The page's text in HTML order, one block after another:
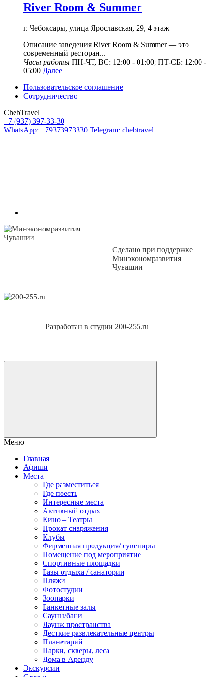
River Room & Summer
г. Чебоксары, улица Ярославская, 29, 4 этаж
Описание заведения River Room & Summer — это
современный ресторан...
Часы работы ПН-ЧТ, ВС: 12:00 - 01:00; ПТ-СБ: 12:00 -
05:00 Далее
Пользовательское соглашение
Сотрудничество
ChebTravel
+7 (937) 397-33-30
WhatsApp: +79373973330 Telegram: chebtravel
Сделано при поддержке
Минэкономразвития
Чувашии
Разработан в студии 200-255.ru
Меню
Главная
Афиши
Места
Где разместиться
Где поесть
Интересные места
Активный отдых
Кино – Театры
Прокат снаряжения
Клубы
Фирменная продукция/ сувениры
Помещение под мероприятие
Спортивные площадки
Базы отдыха / санатории
Пляжи
Фотостудии
Зоопарки
Банкетные залы
Сауны/бани
Лаунж пространства
Десткие развлекательные центры
Планетарий
Парки, скверы, леса
Дома в Аренду
Экскурсии